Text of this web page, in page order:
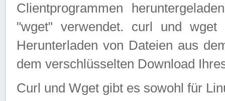
Clientprogrammen
"wget" verwendet. curl und wget
Herunterladen von Dateien aus
dem verschlüsselten Download
Curl und Wget gibt es sowohl für